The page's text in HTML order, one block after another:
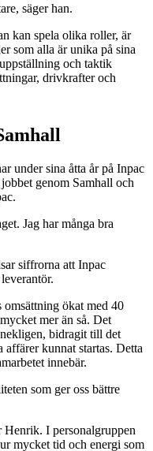
säger han.
kan spela olika roller, är
som alla är unika på sina
och taktik
drivkrafter och
under sina åtta år på Inpac
genom Samhall och
Jag har många bra
siffrorna att Inpac
omsättning ökat med 40
mer än så. Det
bidragit till det
affärer kunnat startas. Detta
innebär.
som ger oss bättre
I personalgruppen
mycket tid och energi som